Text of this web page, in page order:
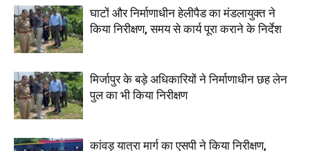
घाटों और निर्माणाधीन हेलीपैड का मंडलायुक्त ने
किया निरीक्षण, समय से कार्य पूरा कराने के निर्देश
मिर्जापुर के बड़े अधिकारियों ने निर्माणाधीन छह लेन
पुल का भी किया निरीक्षण
कांवड़ यात्रा मार्ग का एसपी ने किया निरीक्षण,